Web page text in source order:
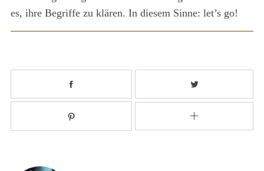
es, ihre Begriffe zu klären. In diesem Sinne: let’s go!